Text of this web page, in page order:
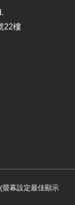
22樓
幕設定最佳顯示